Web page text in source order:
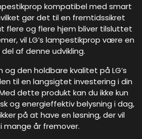
kompatibel med smart
gør det til en fremtidssikret
flere og flere hjem bliver tilsluttet
vil LG’s lampestikprop være en
af denne udvikling.
den holdbare kvalitet på LG’s
til en langsigtet investering i din
dette produkt kan du ikke kun
og energieffektiv belysning i dag,
på at have en løsning, der vil
mange år fremover.